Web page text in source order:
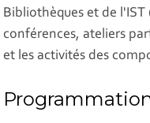
Bibliothèques et de l'IST
conférences, ateliers
et les activités des